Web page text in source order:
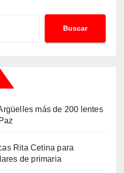
Buscar
más de 200 lentes
Rita Cetina para
de primaria